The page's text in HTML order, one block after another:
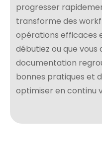
progresser
transforme des
opérations efficaces
débutiez ou que vous
documentation
bonnes pratiques et
optimiser en continu